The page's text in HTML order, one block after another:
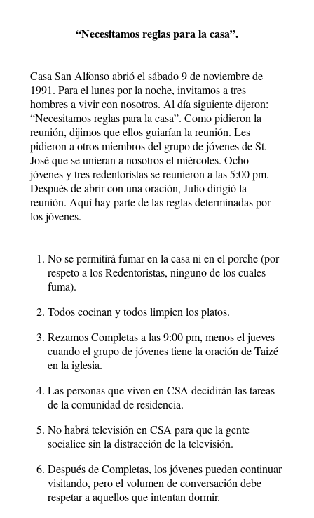
“Necesitamos reglas para la casa”.
Casa San Alfonso abrió el sábado 9 de noviembre de
1991. Para el lunes por la noche, invitamos a tres
hombres a vivir con nosotros. Al día siguiente dijeron:
“Necesitamos reglas para la casa”. Como pidieron la
reunión, dijimos que ellos guiarían la reunión. Les
pidieron a otros miembros del grupo de jóvenes de St.
José que se unieran a nosotros el miércoles. Ocho
jóvenes y tres redentoristas se reunieron a las 5:00 pm.
Después de abrir con una oración, Julio dirigió la
reunión. Aquí hay parte de las reglas determinadas por
los jóvenes.
No se permitirá fumar en la casa ni en el porche (por
respeto a los Redentoristas, ninguno de los cuales
fuma).
Todos cocinan y todos limpien los platos.
Rezamos Completas a las 9:00 pm, menos el jueves
cuando el grupo de jóvenes tiene la oración de Taizé
en la iglesia.
Las personas que viven en CSA decidirán las tareas
de la comunidad de residencia.
No habrá televisión en CSA para que la gente
socialice sin la distracción de la televisión.
Después de Completas, los jóvenes pueden continuar
visitando, pero el volumen de conversación debe
respetar a aquellos que intentan dormir.